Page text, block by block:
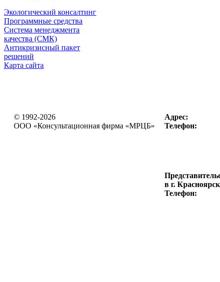
Экологический консалтинг
Программные средства
Система менеджмента
качества (СМК)
Антикризисный пакет
решений
Карта сайта
© 1992-2026
OOO «Консультационная фирма «МРЦБ»
Адрес:
Телефон:
в г.
Телефон: